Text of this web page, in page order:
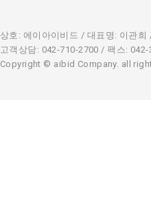
상호: 에이아이비드 / 대표명: 이관
고객상담: 042-710-2700 / 팩스:
Copyright © aibid Company. all